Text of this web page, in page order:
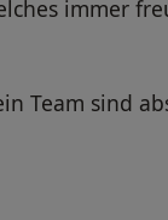
immer
Team sind